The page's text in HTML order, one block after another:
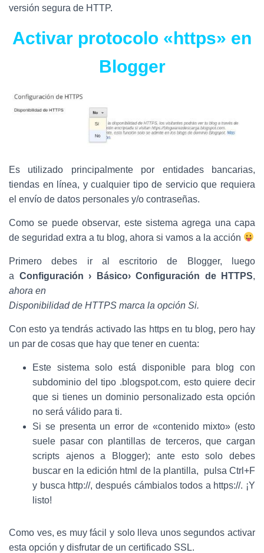
versión segura de HTTP.
Activar protocolo «https» en
Blogger
Es utilizado principalmente por entidades bancarias,
tiendas en línea, y cualquier tipo de servicio que requiera
el envío de datos personales y/o contraseñas.
Como se puede observar, este sistema agrega una capa
de seguridad extra a tu blog, ahora si vamos a la acción
Primero debes ir al escritorio de Blogger, luego
a Configuración › Básico› Configuración de HTTPS,
ahora en
Disponibilidad de HTTPS marca la opción Si.
Con esto ya tendrás activado las https en tu blog, pero hay
un par de cosas que hay que tener en cuenta:
Este sistema solo está disponible para blog con
subdominio del tipo .blogspot.com, esto quiere decir
que si tienes un dominio personalizado esta opción
no será válido para ti.
Si se presenta un error de «contenido mixto» (esto
suele pasar con plantillas de terceros, que cargan
scripts ajenos a Blogger); ante esto solo debes
buscar en la edición html de la plantilla, pulsa Ctrl+F
y busca http://, después cámbialos todos a https://. ¡Y
listo!
Como ves, es muy fácil y solo lleva unos segundos activar
esta opción y disfrutar de un certificado SSL.